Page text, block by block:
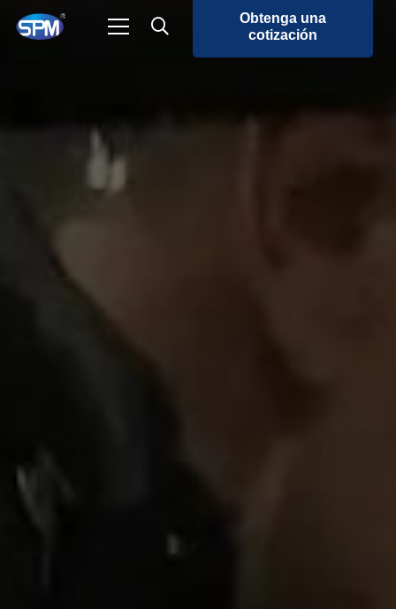
Obtenga una
cotización